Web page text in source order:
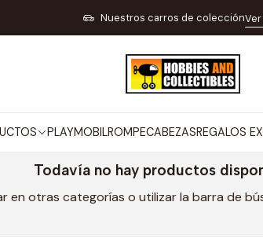
PLAYMOBILROMPECABEZASREGALOS
Nuestros carros de colecciónVer
Inicio MARCAS FACTORY
FACTORY
Todavía no hay productos
en otras categorías o utilizar la barra de